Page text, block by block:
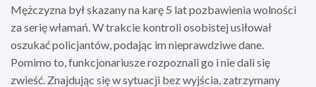
Mężczyzna był skazany na karę 5 lat pozbawienia wolności
za serię włamań. W trakcie kontroli osobistej usiłował
oszukać policjantów, podając im nieprawdziwe dane.
Pomimo to, funkcjonariusze rozpoznali go i nie dali się
zwieść. Znajdując się w sytuacji bez wyjścia, zatrzymany